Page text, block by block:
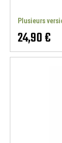
Plusieurs
24,90 €